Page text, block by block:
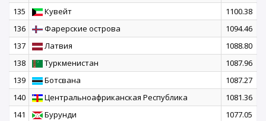
135
Кувейт
1100.38
136
Фарерские острова
1094.46
137
Латвия
1088.80
138
Туркменистан
1087.96
139
Ботсвана
1087.27
140
Центральноафриканская Республика
1081.36
141
Бурунди
1077.05